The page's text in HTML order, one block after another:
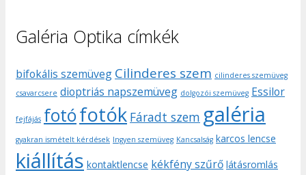
Galéria Optika címkék
bifokális szemüveg Cilinderes szem cilinderes szemüveg
csavarcsere dioptriás napszemüveg dolgozói szemüveg Essilor
fejfájás fotófotók Fáradt szem galéria
gyakran ismételt kérdések Ingyen szemüveg Kancsalság karcos lencse
kiállítás kontaktlencse kékfény szűrő látásromlás